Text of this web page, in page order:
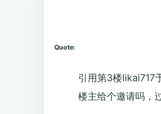
Quote:
引用第3楼likai717
楼主给个邀请吗，